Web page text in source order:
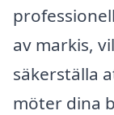
av markis,
säkerställa
möter dina